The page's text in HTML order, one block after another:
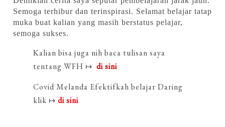
Semoga terhibur dan terinspirasi. Selamat belajar tatap
muka buat kalian yang masih berstatus pelajar,
semoga sukses.
Kalian bisa juga nih baca tulisan saya
tentang WFH ↦ di sini
Covid Melanda Efektifkah belajar Daring
klik ↦ di sini